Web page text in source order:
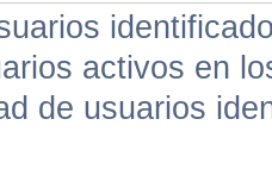
activos en
de usuarios